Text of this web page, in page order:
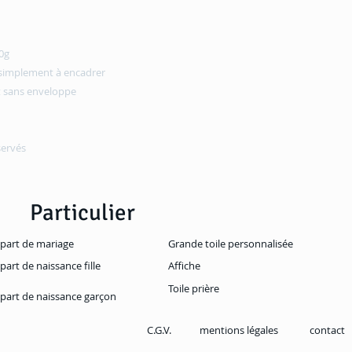
à encadrer
enveloppe
Particulier
de naissance fille
de mariage
de naissance garçon
Grande toile personnalisée
Affiche
Toile prière
mentions légales
C.G.V. contact